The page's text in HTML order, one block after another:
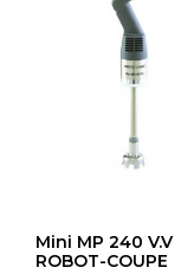
Mini MP 240 V.V
ROBOT-COUPE